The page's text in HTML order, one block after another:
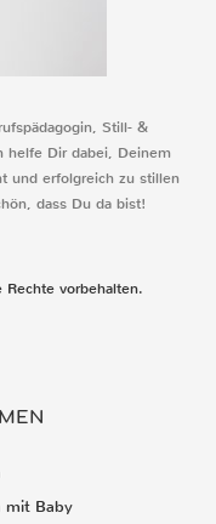
Still- &
helfe Dir dabei, Deinem
und erfolgreich zu stillen
dass Du da bist!
vorbehalten.
mit Baby